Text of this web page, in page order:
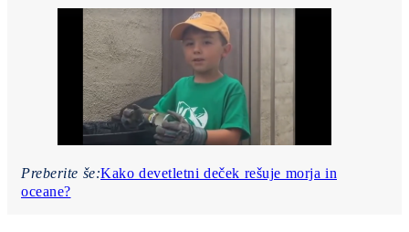
Preberite še:Kako devetletni deček rešuje morja in
oceane?